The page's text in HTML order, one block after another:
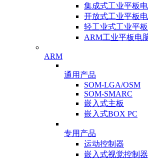
集成式工业平板
开放式工业平板
轻工业式工业平
ARM工业平板电
ARM
通用产品
SOM-LGA/OSM
SOM-SMARC
嵌入式主板
嵌入式BOX PC
专用产品
运动控制器
嵌入式视觉控制器